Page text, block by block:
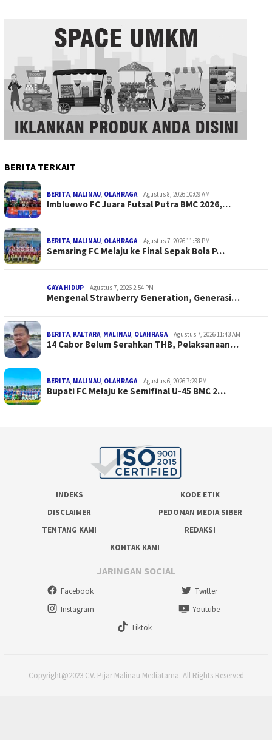
BERITA TERKAIT
BERITA, MALINAU, OLAHRAGA Agustus 8, 2026 10:09 AM
Imbluewo FC Juara Futsal Putra BMC 2026,…
BERITA, MALINAU, OLAHRAGA Agustus 7, 2026 11:38 PM
Semaring FC Melaju ke Final Sepak Bola P…
GAYA HIDUP Agustus 7, 2026 2:54 PM
Mengenal Strawberry Generation, Generasi…
BERITA, KALTARA, MALINAU, OLAHRAGA Agustus 7, 2026 11:43 AM
14 Cabor Belum Serahkan THB, Pelaksanaan…
BERITA, MALINAU, OLAHRAGA Agustus 6, 2026 7:29 PM
Bupati FC Melaju ke Semifinal U-45 BMC 2…
INDEKS
KODE ETIK
DISCLAIMER
PEDOMAN MEDIA SIBER
TENTANG KAMI
REDAKSI
KONTAK KAMI
JARINGAN SOCIAL
Facebook
Twitter
Instagram
Youtube
Tiktok
Copyright@2023 CV. Pijar Malinau Mediatama. All Rights Reserved